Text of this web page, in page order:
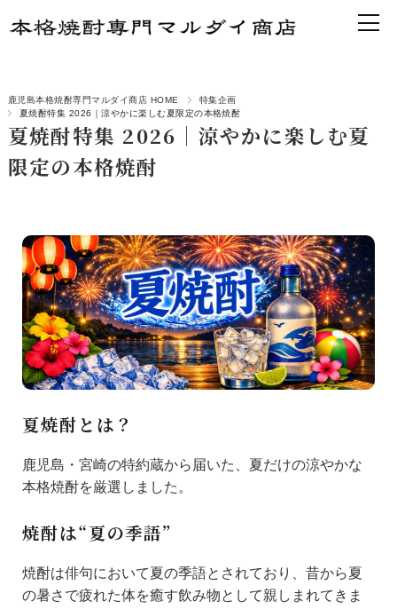
鹿児島本格焼酎専門マルダイ商店 HOME
特集企画
夏焼酎特集 2026｜涼やかに楽しむ夏限定の本格焼酎
夏焼酎特集 2026｜涼やかに楽しむ夏
限定の本格焼酎
夏焼酎とは？
鹿児島・宮崎の特約蔵から届いた、夏だけの涼やかな
本格焼酎を厳選しました。
焼酎は“夏の季語”
焼酎は俳句において夏の季語とされており、昔から夏
の暑さで疲れた体を癒す飲み物として親しまれてきま